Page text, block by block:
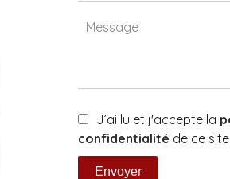
J’ai lu et j'accepte la
confidentialité de ce site
Envoyer